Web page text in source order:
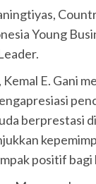
Young
E. Gani
berprestasi
positif bagi